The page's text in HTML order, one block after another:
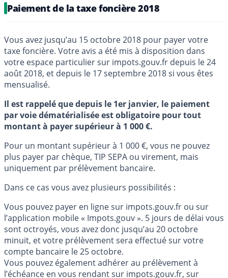
Paiement de la taxe foncière 2018
Vous avez jusqu’au 15 octobre 2018 pour payer votre
taxe foncière. Votre avis a été mis à disposition dans
votre espace particulier sur impots.gouv.fr depuis le 24
août 2018, et depuis le 17 septembre 2018 si vous êtes
mensualisé.
Il est rappelé que depuis le 1er janvier, le paiement
par voie dématérialisée est obligatoire pour tout
montant à payer supérieur à 1 000 €.
Pour un montant supérieur à 1 000 €, vous ne pouvez
plus payer par chèque, TIP SEPA ou virement, mais
uniquement par prélèvement bancaire.
Dans ce cas vous avez plusieurs possibilités :
Vous pouvez payer en ligne sur impots.gouv.fr ou sur
l’application mobile « Impots.gouv ». 5 jours de délai vous
sont octroyés, vous avez donc jusqu’au 20 octobre
minuit, et votre prélèvement sera effectué sur votre
compte bancaire le 25 octobre.
Vous pouvez également adhérer au prélèvement à
l’échéance en vous rendant sur impots.gouv.fr, sur